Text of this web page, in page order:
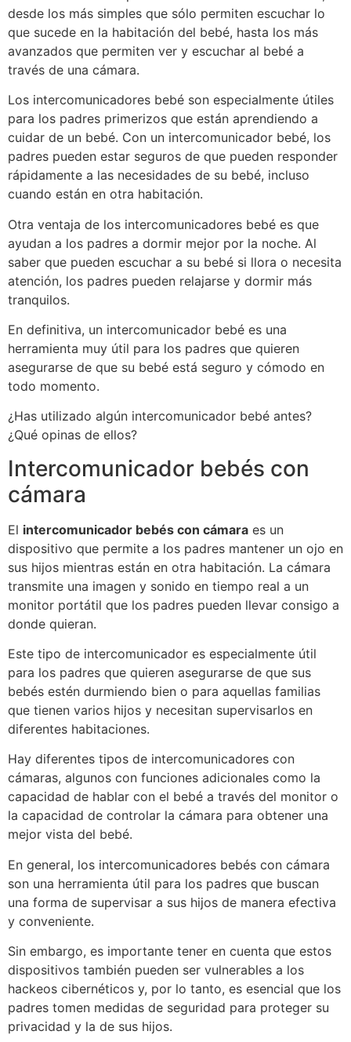
desde los más simples que sólo permiten escuchar lo
que sucede en la habitación del bebé, hasta los más
avanzados que permiten ver y escuchar al bebé a
través de una cámara.
Los intercomunicadores bebé son especialmente útiles
para los padres primerizos que están aprendiendo a
cuidar de un bebé. Con un intercomunicador bebé, los
padres pueden estar seguros de que pueden responder
rápidamente a las necesidades de su bebé, incluso
cuando están en otra habitación.
Otra ventaja de los intercomunicadores bebé es que
ayudan a los padres a dormir mejor por la noche. Al
saber que pueden escuchar a su bebé si llora o necesita
atención, los padres pueden relajarse y dormir más
tranquilos.
En definitiva, un intercomunicador bebé es una
herramienta muy útil para los padres que quieren
asegurarse de que su bebé está seguro y cómodo en
todo momento.
¿Has utilizado algún intercomunicador bebé antes?
¿Qué opinas de ellos?
Intercomunicador bebés con
cámara
El intercomunicador bebés con cámara es un
dispositivo que permite a los padres mantener un ojo en
sus hijos mientras están en otra habitación. La cámara
transmite una imagen y sonido en tiempo real a un
monitor portátil que los padres pueden llevar consigo a
donde quieran.
Este tipo de intercomunicador es especialmente útil
para los padres que quieren asegurarse de que sus
bebés estén durmiendo bien o para aquellas familias
que tienen varios hijos y necesitan supervisarlos en
diferentes habitaciones.
Hay diferentes tipos de intercomunicadores con
cámaras, algunos con funciones adicionales como la
capacidad de hablar con el bebé a través del monitor o
la capacidad de controlar la cámara para obtener una
mejor vista del bebé.
En general, los intercomunicadores bebés con cámara
son una herramienta útil para los padres que buscan
una forma de supervisar a sus hijos de manera efectiva
y conveniente.
Sin embargo, es importante tener en cuenta que estos
dispositivos también pueden ser vulnerables a los
hackeos cibernéticos y, por lo tanto, es esencial que los
padres tomen medidas de seguridad para proteger su
privacidad y la de sus hijos.